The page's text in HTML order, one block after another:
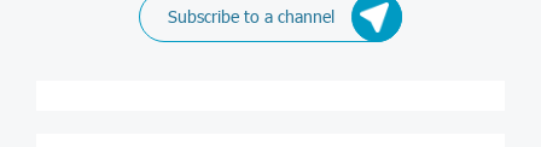
Subscribe to a channel